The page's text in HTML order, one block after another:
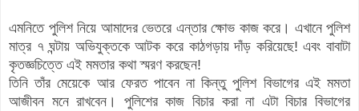
এমনিতে পুলিশ নিয়ে আমাদের ভেতরে এন্তার ক্ষোভ কাজ করে। এখানে পুলিশ
মাত্র ৭ ঘন্টায় অভিযুক্তকে আটক করে কাঠগড়ায় দাঁড় করিয়েছে! এবং বাবাটা
কৃতজ্ঞচিত্তে এই মমতার কথা স্মরণ করছেন!
তিনি তাঁর মেয়েকে আর ফেরত পাবেন না কিন্তু পুলিশ বিভাগের এই মমতা
আজীবন মনে রাখবেন। পুলিশের কাজ বিচার করা না এটা বিচার বিভাগের